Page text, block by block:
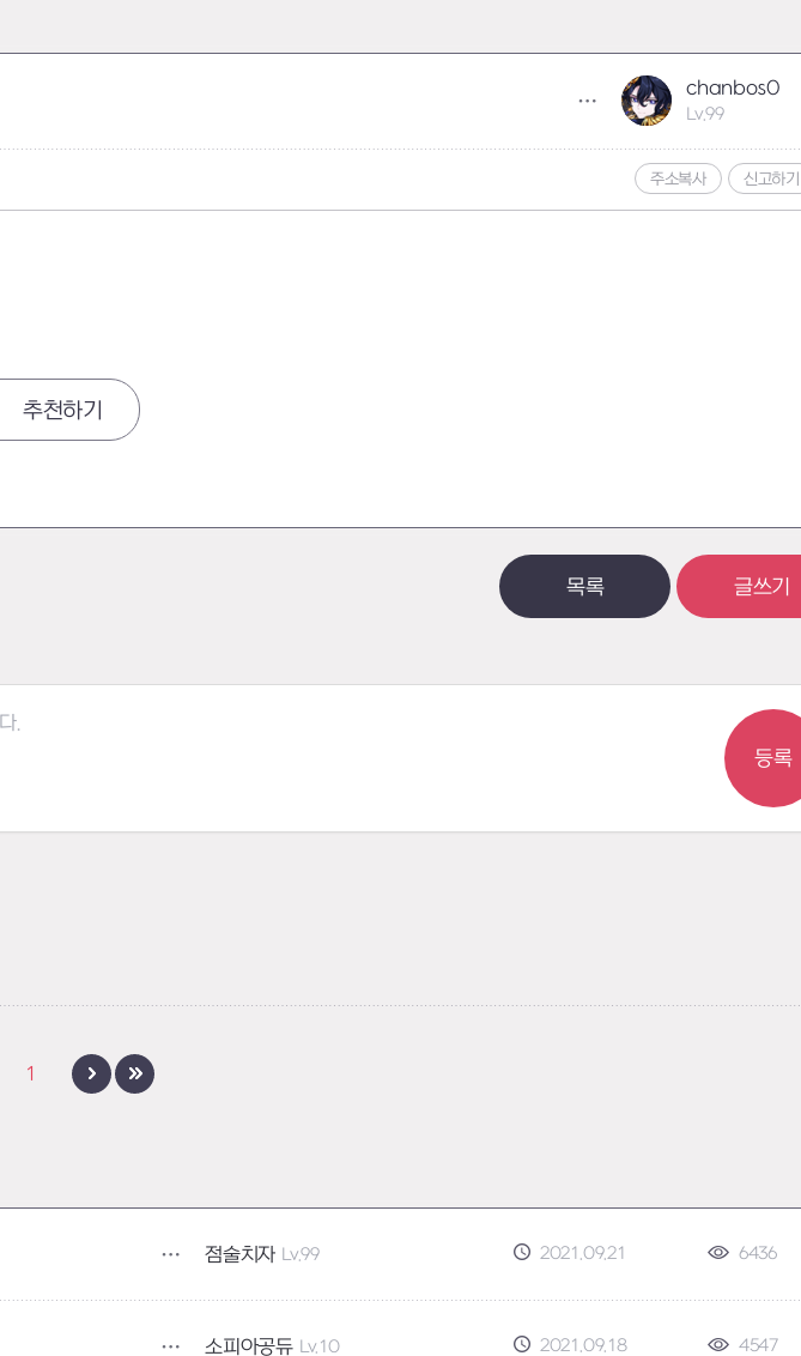
chanbos0
Lv.99
주소복사 신고하기
추천하기
목록 글쓰기
등록
1
점술치자 Lv.99 2021.09.21 6436
소피아공듀 Lv.10 2021.09.18 4547